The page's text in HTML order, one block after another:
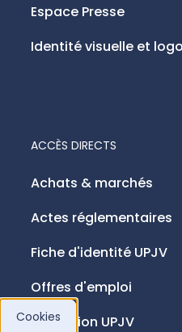
ACCÈS DIRECTS
Achats & marchés
Actes réglementaires
Fiche d'identité UPJV
Offres d'emploi
Fondation UPJV
Espace Presse
Identité visuelle et logo
Cookies